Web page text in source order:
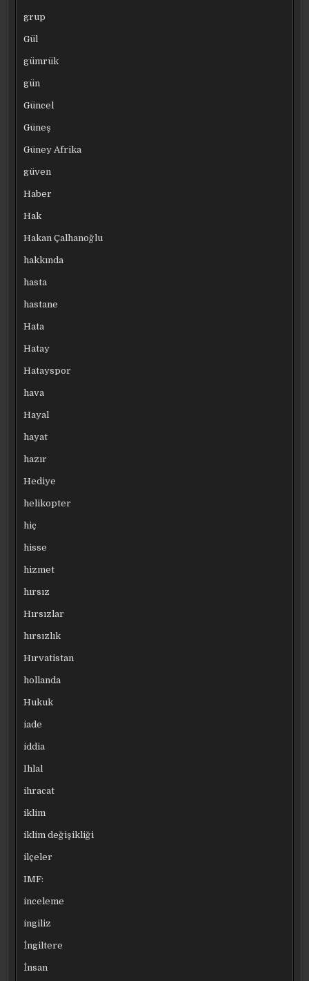
grup
Gül
gümrük
gün
Güncel
Güneş
Güney Afrika
güven
Haber
Hak
Hakan Çalhanoğlu
hakkında
hasta
hastane
Hata
Hatay
Hatayspor
hava
Hayal
hayat
hazır
Hediye
helikopter
hiç
hisse
hizmet
hırsız
Hırsızlar
hırsızlık
Hırvatistan
hollanda
Hukuk
iade
iddia
Ihlal
ihracat
iklim
iklim değişikliği
ilçeler
IMF:
inceleme
ingiliz
İngiltere
İnsan